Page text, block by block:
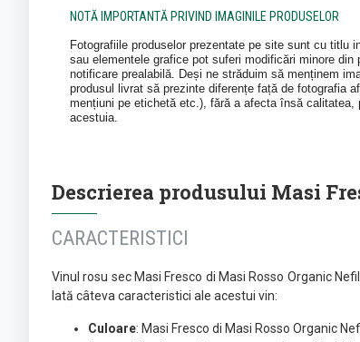
NOTĂ IMPORTANTĂ PRIVIND IMAGINILE PRODUSELOR
Fotografiile produselor prezentate pe site sunt cu titlu
sau elementele grafice pot suferi modificări minore din
notificare prealabilă. Deși ne străduim să menținem
produsul livrat să prezinte diferențe față de fotografia
mențiuni pe etichetă etc.), fără a afecta însă calitatea,
acestuia.
Descrierea produsului Masi
CARACTERISTICI
Vinul rosu sec Masi Fresco di Masi Rosso Organic
Iată câteva caracteristici ale acestui vin:
Culoare: Masi Fresco di Masi Rosso Organic